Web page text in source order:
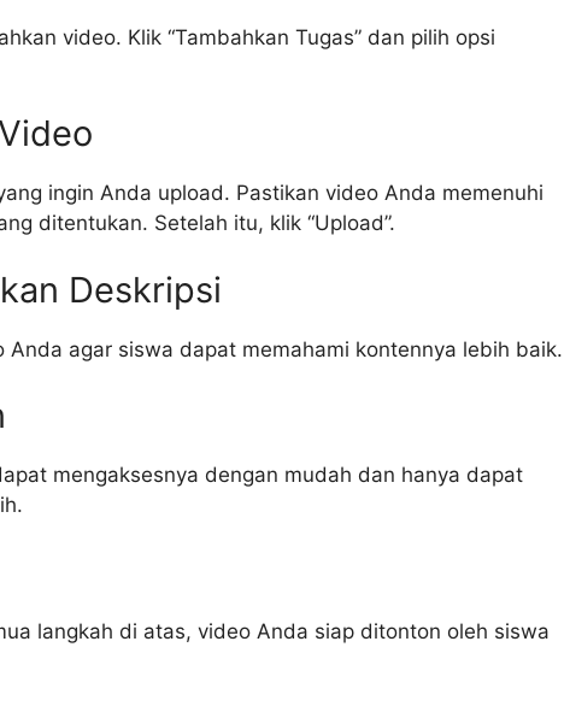
video. Klik “Tambahkan Tugas” dan pilih opsi
ingin Anda upload. Pastikan video Anda memenuhi
ditentukan. Setelah itu, klik “Upload”.
Deskripsi
agar siswa dapat memahami kontennya lebih baik.
mengaksesnya dengan mudah dan hanya dapat
langkah di atas, video Anda siap ditonton oleh siswa